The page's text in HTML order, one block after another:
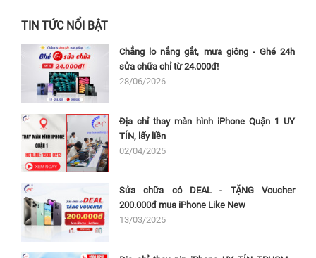
TIN TỨC NỔI BẬT
Chẳng lo nắng gắt, mưa giông - Ghé 24h
sửa chữa chỉ từ 24.000đ!
28/06/2026
Địa chỉ thay màn hình iPhone Quận 1 UY
TÍN, lấy liền
02/04/2025
Sửa chữa có DEAL - TẶNG Voucher
200.000đ mua iPhone Like New
13/03/2025